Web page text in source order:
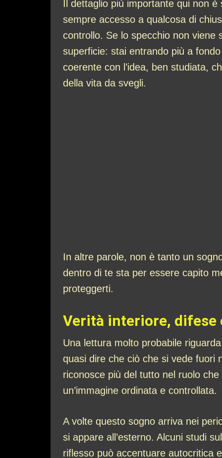
Il dettaglio più importante qui non
sempre accesso a qualcosa di
controllo. Se lo specchio non viene
superficie: stai entrando più a
coerente con l’idea, ben studiata,
della vita da svegli.
In altre parole, non è tanto un
dentro di te sta per essere capito
proteggerti.
Verità interiore, difese
Una lettura molto probabile
quasi dire che ciò che si vede fuori
riconosce più del tutto nel ruolo
un’immagine ordinata e controllata.
A volte questo sogno arriva nei
si appare all’esterno. Alcuni studi
riflesso può accentuare autocritica